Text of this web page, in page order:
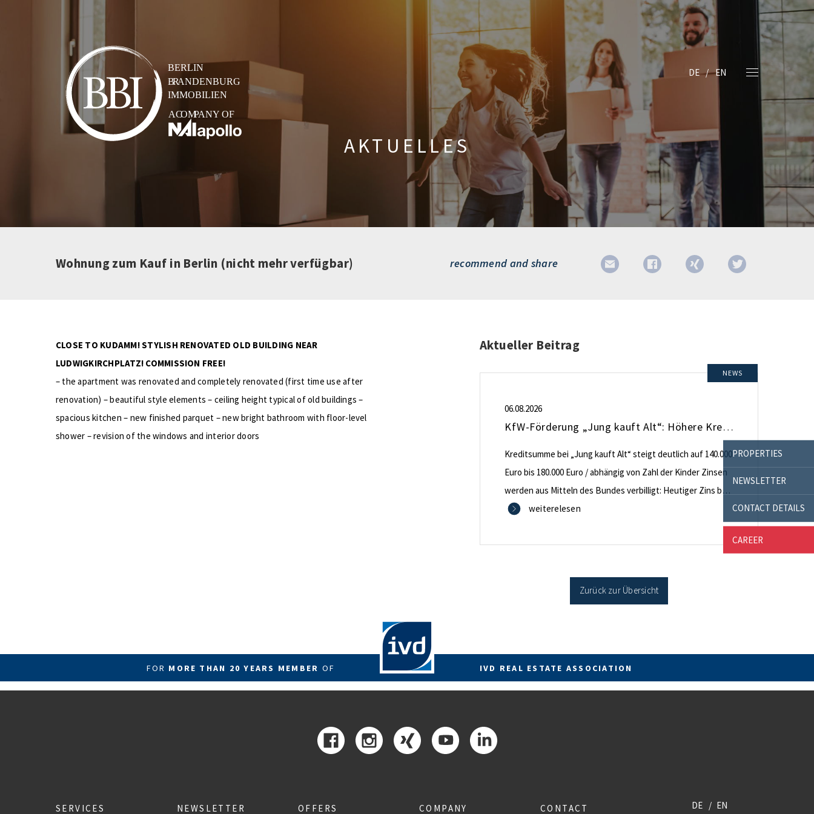
PROPERTIES
NEWSLETTER
CONTACT DETAILS
CAREER
DE EN
AKTUELLES
Wohnung zum Kauf in Berlin (nicht mehr verfügbar) recommend and share
CLOSE TO KUDAMM! STYLISH RENOVATED OLD BUILDING NEAR
LUDWIGKIRCHPLATZ! COMMISSION FREE!
– the apartment was renovated and completely renovated (first time use after
renovation) – beautiful style elements – ceiling height typical of old buildings –
spacious kitchen – new finished parquet – new bright bathroom with floor-level
shower – revision of the windows and interior doors
Aktueller Beitrag
NEWS
06.08.2026
KfW-Förderung „Jung kauft Alt“: Höhere Kredite ab August 2026
Kreditsumme bei „Jung kauft Alt“ steigt deutlich auf 140.000
Euro bis 180.000 Euro / abhängig von Zahl der Kinder Zinsen
werden aus Mitteln des Bundes verbilligt: Heutiger Zins bei
0,53 Prozent effektiv bei 35 Jahren Laufzeit und 10 Jahren
energetischer Sanierung binnen 54 Monaten nach
weiterelesen
Zurück zur Übersicht
FOR MORE THAN 20 YEARS MEMBER OF IVD REAL ESTATE ASSOCIATION
SERVICES NEWSLETTER OFFERS COMPANY CONTACT DE EN